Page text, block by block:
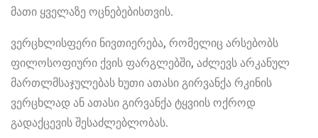
მათი ყველაზე ოცნებებისთვის.
ვერცხლისფერი ნივთიერება, რომელიც არსებობს
ფილოსოფიური ქვის ფარგლებში, აძლევს არკანულ
მართლმსაჯულებას ხუთი ათასი გირვანქა რკინის
ვერცხლად ან ათასი გირვანქა ტყვიის ოქროდ
გადაქცევის შესაძლებლობას.